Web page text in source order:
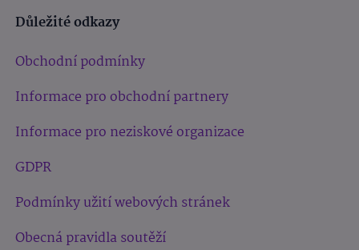
Důležité odkazy
Obchodní podmínky
Informace pro obchodní partnery
Informace pro neziskové organizace
GDPR
Podmínky užití webových stránek
Obecná pravidla soutěží